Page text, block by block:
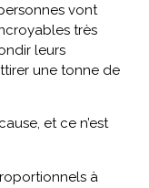
vont
très
leurs
une tonne de
et ce n’est
à